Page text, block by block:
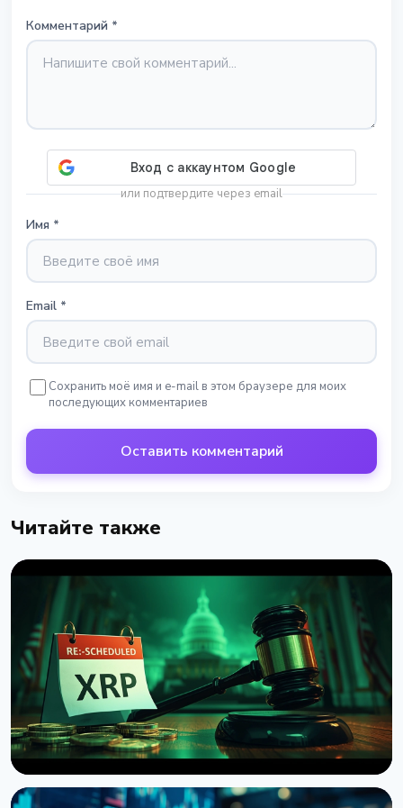
Комментарий *
или подтвердите через email
Имя *
Email *
Сохранить моё имя и e-mail в этом браузере для моих
последующих комментариев
Оставить комментарий
Читайте также
НОВОСТЬ